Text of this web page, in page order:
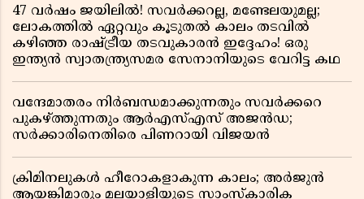
47 വർഷം ജയിലിൽ! സവർക്കറല്ല, മണ്ടേലയുമല്ല;
ലോകത്തിൽ ഏറ്റവും കൂടുതൽ കാലം തടവിൽ
കഴിഞ്ഞ രാഷ്ട്രീയ തടവുകാരൻ ഇദ്ദേഹം! ഒരു
ഇന്ത്യൻ സ്വാതന്ത്ര്യസമര സേനാനിയുടെ വേറിട്ട കഥ
വന്ദേമാതരം നിർബന്ധമാക്കുന്നതും സവർക്കറെ
പുകഴ്ത്തുന്നതും ആർഎസ്എസ് അജൻഡ;
സർക്കാരിനെതിരെ പിണറായി വിജയൻ
ക്രിമിനലുകൾ ഹീറോകളാകുന്ന കാലം; അർജുൻ
ആയങ്കിമാരും മലയാളിയുടെ സാംസ്കാരിക